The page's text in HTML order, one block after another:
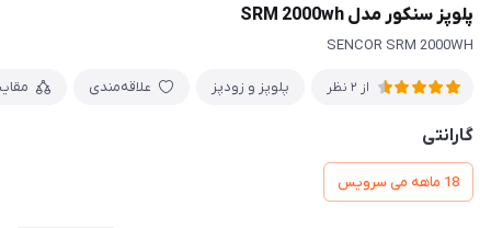
پلوپز سنکور مدل SRM 2000wh
SENCOR SRM 2000WH
از 2 نظر پلوپز و زودپز علاقه‌مندی
گارانتی
18 ماهه می سرویس